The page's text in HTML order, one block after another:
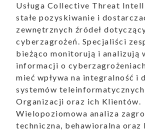
Usługa Collective Threat
stałe pozyskiwanie i
zewnętrznych źródeł
cyberzagrożeń. Specjaliści
bieżąco monitorują i analizują
informacji o
mieć wpływa na integralność i
systemów
Organizacji oraz ich Klientów.
Wielopoziomowa analiza
techniczna, behawioralna oraz